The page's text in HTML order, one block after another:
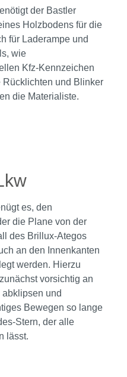
der Bastler
Holzbodens für die
für Laderampe und
wie
Kfz-Kennzeichen
und Blinker
die Materialiste.
es, den
die Plane von der
des Brillux-Ategos
an den Innenkanten
werden. Hierzu
vorsichtig an
und
Bewegen so lange
Stern, der alle
lässt.